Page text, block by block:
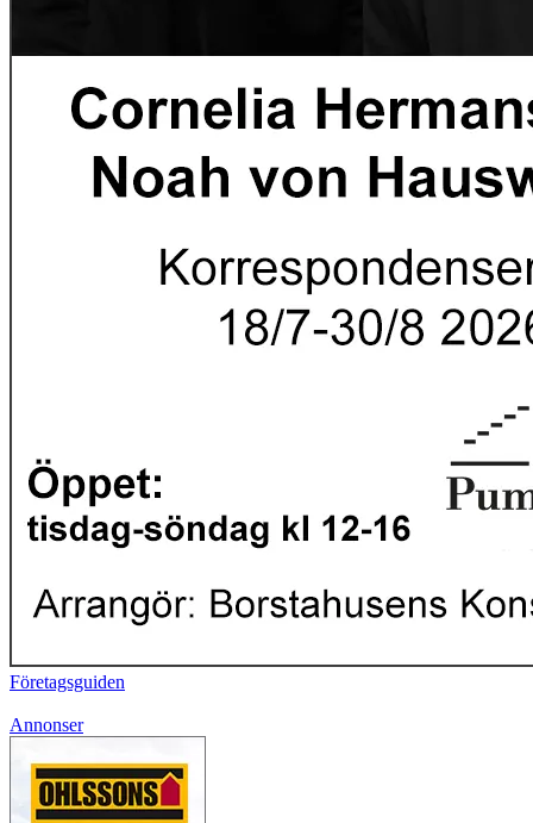
Företagsguiden
Annonser